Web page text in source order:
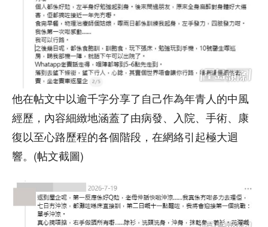
他在帖文中以逾千字分享了自己作為年青人的中風
經歷，內容細緻地涵蓋了由病發、入院、手術、康
復以至心路歷程的各個階段，在網絡引起極大迴
響。(帖文截圖)